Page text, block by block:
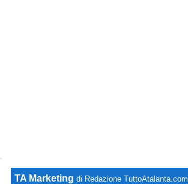
TA Marketing di Redazione TuttoAtalanta.com